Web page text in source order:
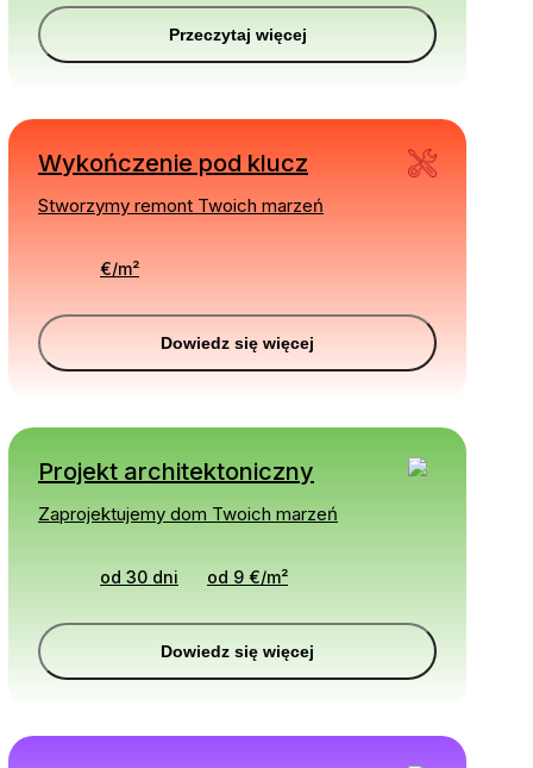
Przeczytaj więcej
Wykończenie pod klucz
Stworzymy remont Twoich marzeń
€/m²
Dowiedz się więcej
Projekt architektoniczny
Zaprojektujemy dom Twoich marzeń
od 30 dni od 9 €/m²
Dowiedz się więcej